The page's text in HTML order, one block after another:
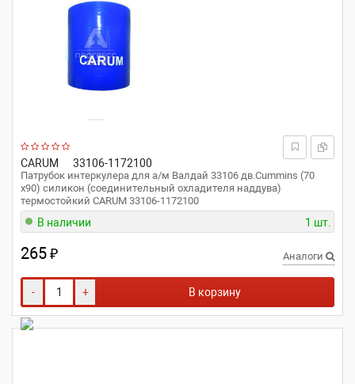
CARUM 33106-1172100
Патрубок интеркулера для а/м Валдай 33106 дв.Cummins (70
x90) силикон (соединительный охладителя наддува)
термостойкий CARUM 33106-1172100
В наличии 1 шт.
265₽ Аналоги
- + В корзину